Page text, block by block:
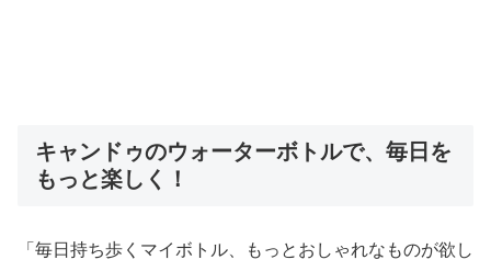
キャンドゥのウォーターボトルで、毎日を
もっと楽しく！
「毎日持ち歩くマイボトル、もっとおしゃれなものが欲し